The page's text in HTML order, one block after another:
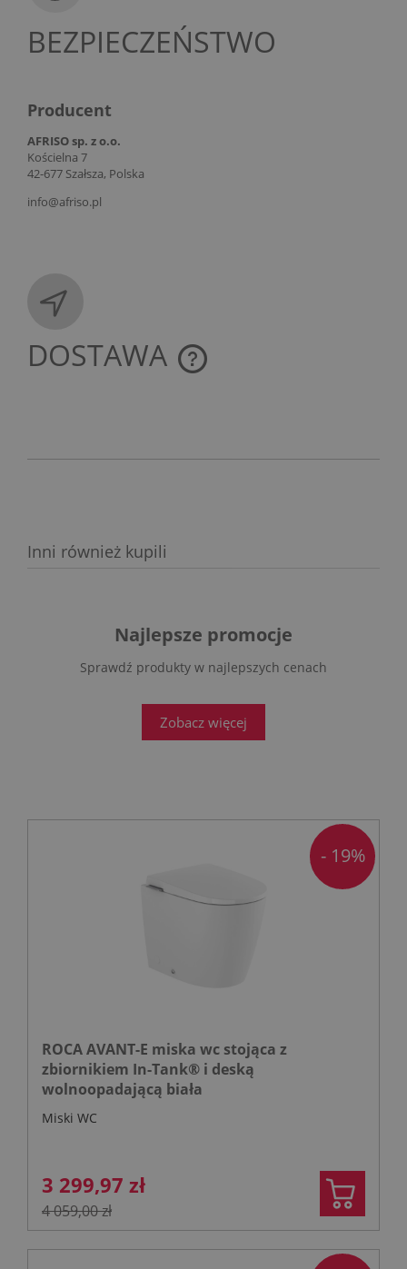
BEZPIECZEŃSTWO
Producent
AFRISO sp. z o.o.
Kościelna 7
42-677 Szałsza, Polska
info@afriso.pl
DOSTAWA
CENA NIE ZAWIERA EWENTUALNYCH KOSZTÓW
Inni również kupili
Najlepsze promocje
Sprawdź produkty w najlepszych cenach
Zobacz więcej
ROCA AVANT-E miska wc stojąca z
zbiornikiem In-Tank® i deską
wolnoopadającą biała
Miski WC
3 299,97 zł
4 059,00 zł
- 19%